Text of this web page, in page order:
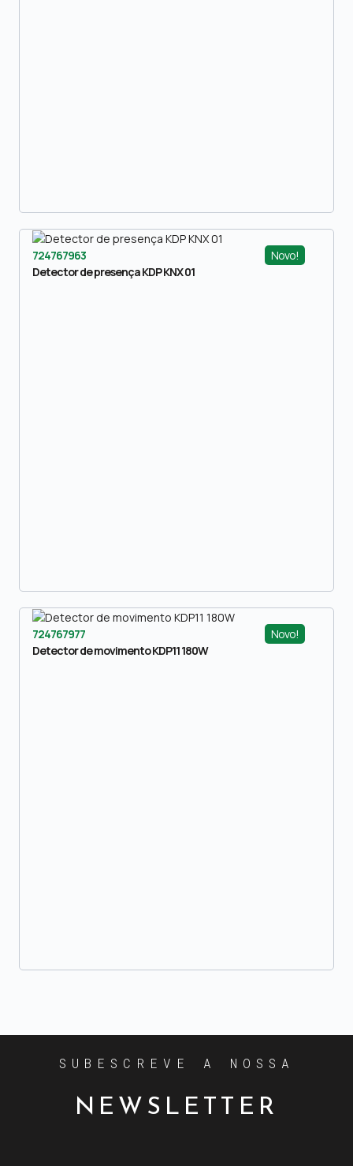
Novo!
724767963
Detector de presença KDP KNX 01
Novo!
724767977
Detector de movimento KDP11 180W
SUBESCREVE A NOSSA
NEWSLETTER